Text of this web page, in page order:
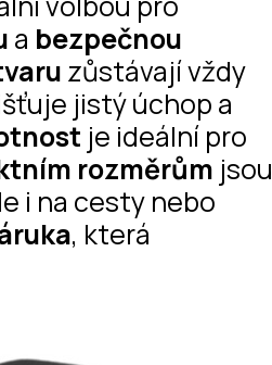
a bezpečnou
zůstávají vždy
jistý úchop a
je ideální pro
rozměrům jsou
i na cesty nebo
, která